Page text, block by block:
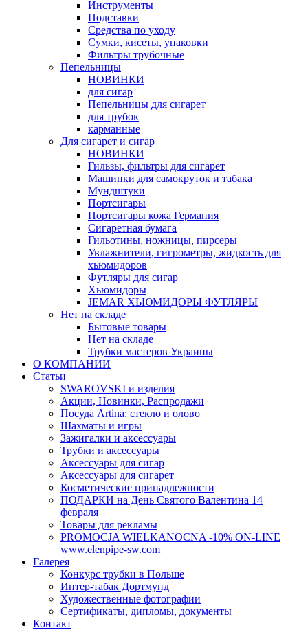
Инструменты
Подставки
Средства по уходу
Сумки, кисеты, упаковки
Фильтры трубочные
Пепельницы
НОВИНКИ
для сигар
Пепельницы для сигарет
для трубок
карманные
Для сигарет и сигар
НОВИНКИ
Гильзы, фильтры для сигарет
Машинки для самокруток и табака
Мундштуки
Портсигары
Портсигары кожа Германия
Сигаретная бумага
Гильотины, ножницы, пирсеры
Увлажнители, гигрометры, жидкость для
хьюмидоров
Футляры для сигар
Хьюмидоры
JEMAR ХЬЮМИДОРЫ ФУТЛЯРЫ
Нет на складе
Бытовые товары
Нет на складе
Трубки мастеров Украины
О КОМПАНИИ
Статьи
SWAROVSKI и изделия
Акции, Новинки, Распродажи
Посуда Artina: стекло и олово
Шахматы и игры
Зажигалки и аксессуары
Трубки и аксессуары
Аксессуары для сигар
Аксессуары для сигарет
Косметические принадлежности
ПОДАРКИ на День Святого Валентина 14
февраля
Товары для рекламы
PROMOCJA WIELKANOCNA -10% ON-LINE
www.elenpipe-sw.com
Галерея
Конкурс трубки в Польше
Интер-табак Дортмунд
Художественные фотографии
Сертификаты, дипломы, документы
Контакт